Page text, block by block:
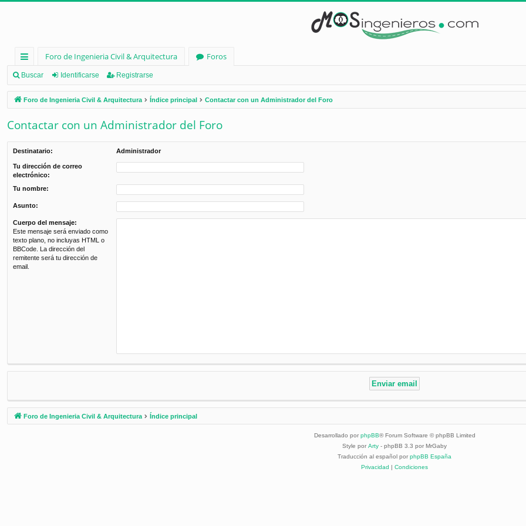
nl
ac
es
rá
pi
d
Foro de Ingenieria Civil & Arquitectura
Foros
Buscar Identificarse Registrarse
Foro de Ingenieria Civil & Arquitectura Índice principal Contactar con un Administrador del Foro
Contactar con un Administrador del Foro
Destinatario: Administrador
Tu dirección de correo
electrónico:
Tu nombre:
Asunto:
Cuerpo del mensaje:
Este mensaje será enviado como
texto plano, no incluyas HTML o
BBCode. La dirección del
remitente será tu dirección de
email.
Foro de Ingenieria Civil & Arquitectura Índice principal
Desarrollado por phpBB® Forum Software © phpBB Limited
Style por Arty - phpBB 3.3 por MrGaby
Traducción al español por phpBB España
Privacidad | Condiciones